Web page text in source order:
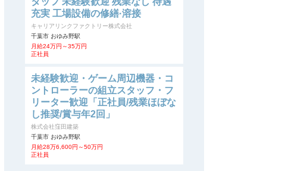
充実 工場設備の修繕·溶接
キャリアリンクファクトリー株式会社
千葉市 おゆみ野駅
月給24万円～35万円
正社員
未経験歓迎・ゲーム周辺機器・コ
ントローラーの組立スタッフ・フ
リーター歓迎「正社員/残業ほぼな
し推奨/賞与年2回」
株式会社窪田建築
千葉市 おゆみ野駅
月給28万6,600円～50万円
正社員